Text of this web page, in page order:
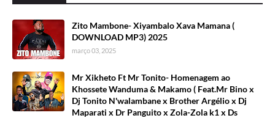
Zito Mambone- Xiyambalo Xava Mamana (
DOWNLOAD MP3) 2025
março 03, 2025
Mr Xikheto Ft Mr Tonito- Homenagem ao
Khossete Wanduma & Makamo ( Feat.Mr Bino x
Dj Tonito N'walambane x Brother Argélio x Dj
Maparati x Dr Panguito x Zola-Zola k1 x Ds